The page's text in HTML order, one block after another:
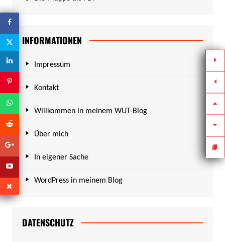
INFORMATIONEN
Impressum
Kontakt
Willkommen in meinem WUT-Blog
Über mich
In eigener Sache
WordPress in meinem Blog
DATENSCHUTZ